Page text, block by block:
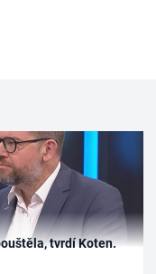
tvrdí Koten.